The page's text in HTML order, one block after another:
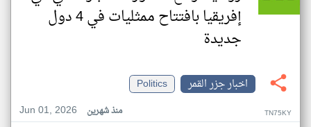
إفريقيا بافتتاح ممثليات في 4 دول
جديدة
اخبار جزر القمر
Politics
Jun 01, 2026
منذ شهرين TN75KY